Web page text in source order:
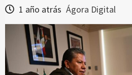
1 año atrás Ágora Digital